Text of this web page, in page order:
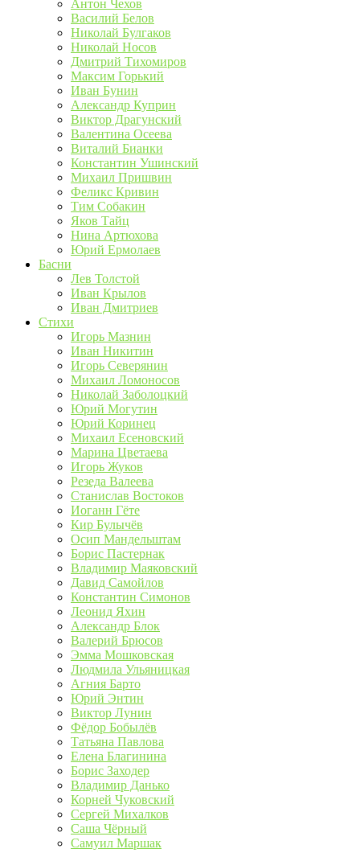
Антон Чехов
Василий Белов
Николай Булгаков
Николай Носов
Дмитрий Тихомиров
Максим Горький
Иван Бунин
Александр Куприн
Виктор Драгунский
Валентина Осеева
Виталий Бианки
Константин Ушинский
Михаил Пришвин
Феликс Кривин
Тим Собакин
Яков Тайц
Нина Артюхова
Юрий Ермолаев
Басни
Лев Толстой
Иван Крылов
Иван Дмитриев
Стихи
Игорь Мазнин
Иван Никитин
Игорь Северянин
Михаил Ломоносов
Николай Заболоцкий
Юрий Могутин
Юрий Коринец
Михаил Есеновский
Марина Цветаева
Игорь Жуков
Резеда Валеева
Станислав Востоков
Иоганн Гёте
Кир Булычёв
Осип Мандельштам
Борис Пастернак
Владимир Маяковский
Давид Самойлов
Константин Симонов
Леонид Яхин
Александр Блок
Валерий Брюсов
Эмма Мошковская
Людмила Ульяницкая
Агния Барто
Юрий Энтин
Виктор Лунин
Фёдор Бобылёв
Татьяна Павлова
Елена Благинина
Борис Заходер
Владимир Данько
Корней Чуковский
Сергей Михалков
Саша Чёрный
Самуил Маршак